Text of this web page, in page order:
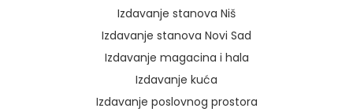
Izdavanje stanova Niš
Izdavanje stanova Novi Sad
Izdavanje magacina i hala
Izdavanje kuća
Izdavanje poslovnog prostora